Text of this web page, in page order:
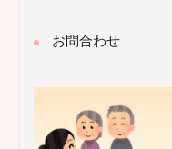
お問合わせ